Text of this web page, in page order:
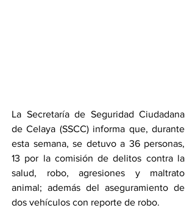
La Secretaría de Seguridad Ciudadana
de Celaya (SSCC) informa que, durante
esta semana, se detuvo a 36 personas,
13 por la comisión de delitos contra la
salud, robo, agresiones y maltrato
animal; además del aseguramiento de
dos vehículos con reporte de robo.